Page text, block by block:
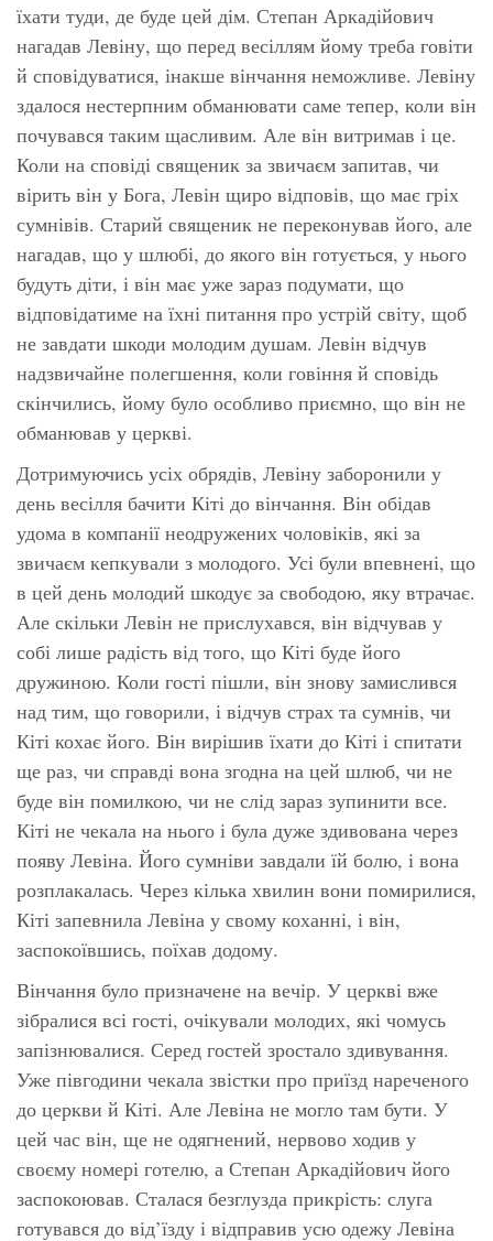
їхати туди, де буде цей дім. Степан Аркадійович
нагадав Левіну, що перед весіллям йому треба говіти
й сповідуватися, інакше вінчання неможливе. Левіну
здалося нестерпним обманювати саме тепер, коли він
почувався таким щасливим. Але він витримав і це.
Коли на сповіді священик за звичаєм запитав, чи
вірить він у Бога, Левін щиро відповів, що має гріх
сумнівів. Старий священик не переконував його, але
нагадав, що у шлюбі, до якого він готується, у нього
будуть діти, і він має уже зараз подумати, що
відповідатиме на їхні питання про устрій світу, щоб
не завдати шкоди молодим душам. Левін відчув
надзвичайне полегшення, коли говіння й сповідь
скінчились, йому було особливо приємно, що він не
обманював у церкві.
Дотримуючись усіх обрядів, Левіну заборонили у
день весілля бачити Кіті до вінчання. Він обідав
удома в компанії неодружених чоловіків, які за
звичаєм кепкували з молодого. Усі були впевнені, що
в цей день молодий шкодує за свободою, яку втрачає.
Але скільки Левін не прислухався, він відчував у
собі лише радість від того, що Кіті буде його
дружиною. Коли гості пішли, він знову замислився
над тим, що говорили, і відчув страх та сумнів, чи
Кіті кохає його. Він вирішив їхати до Кіті і спитати
ще раз, чи справді вона згодна на цей шлюб, чи не
буде він помилкою, чи не слід зараз зупинити все.
Кіті не чекала на нього і була дуже здивована через
появу Левіна. Його сумніви завдали їй болю, і вона
розплакалась. Через кілька хвилин вони помирилися,
Кіті запевнила Левіна у свому коханні, і він,
заспокоївшись, поїхав додому.
Вінчання було призначене на вечір. У церкві вже
зібралися всі гості, очікували молодих, які чомусь
запізнювалися. Серед гостей зростало здивування.
Уже півгодини чекала звістки про приїзд нареченого
до церкви й Кіті. Але Левіна не могло там бути. У
цей час він, ще не одягнений, нервово ходив у
своєму номері готелю, а Степан Аркадійович його
заспокоював. Сталася безглузда прикрість: слуга
готувався до від’їзду і відправив усю одежу Левіна